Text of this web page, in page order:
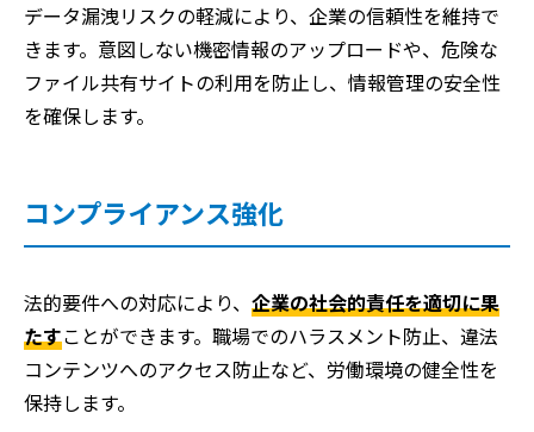
データ漏洩リスクの軽減により、企業の信頼性を維持で
きます。意図しない機密情報のアップロードや、危険な
ファイル共有サイトの利用を防止し、情報管理の安全性
を確保します。
コンプライアンス強化
法的要件への対応により、 企業の社会的責任を適切に果
たすことができます。職場でのハラスメント防止、違法
コンテンツへのアクセス防止など、労働環境の健全性を
保持します。